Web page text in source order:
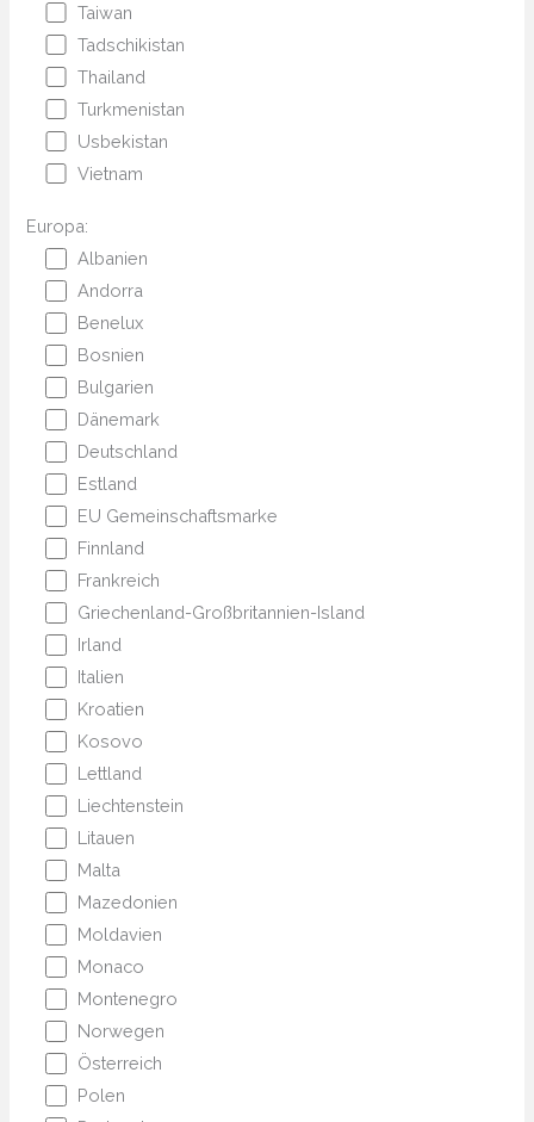
Taiwan
Tadschikistan
Thailand
Turkmenistan
Usbekistan
Vietnam
Europa:
Albanien
Andorra
Benelux
Bosnien
Bulgarien
Dänemark
Deutschland
Estland
EU Gemeinschaftsmarke
Finnland
Frankreich
Griechenland-Großbritannien-Island
Irland
Italien
Kroatien
Kosovo
Lettland
Liechtenstein
Litauen
Malta
Mazedonien
Moldavien
Monaco
Montenegro
Norwegen
Österreich
Polen